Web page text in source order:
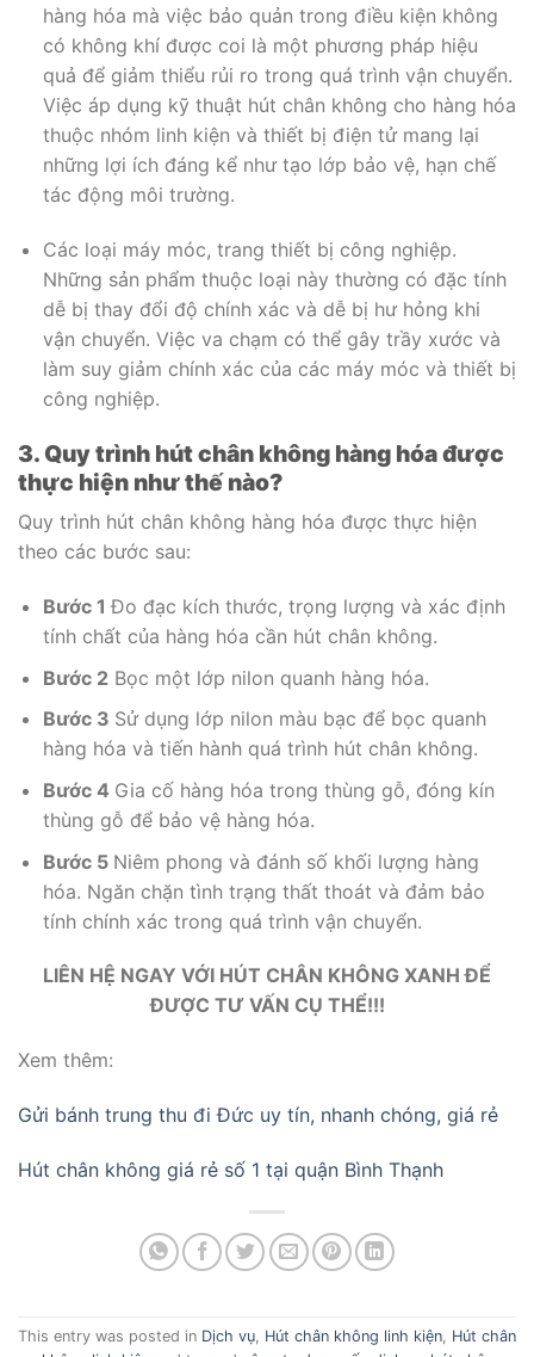
hàng hóa mà việc bảo quản trong điều kiện không
có không khí được coi là một phương pháp hiệu
quả để giảm thiểu rủi ro trong quá trình vận chuyển.
Việc áp dụng kỹ thuật hút chân không cho hàng hóa
thuộc nhóm linh kiện và thiết bị điện tử mang lại
những lợi ích đáng kể như tạo lớp bảo vệ, hạn chế
tác động môi trường.
Các loại máy móc, trang thiết bị công nghiệp.
Những sản phẩm thuộc loại này thường có đặc tính
dễ bị thay đổi độ chính xác và dễ bị hư hỏng khi
vận chuyển. Việc va chạm có thể gây trầy xước và
làm suy giảm chính xác của các máy móc và thiết bị
công nghiệp.
3. Quy trình hút chân không hàng hóa được
thực hiện như thế nào?
Quy trình hút chân không hàng hóa được thực hiện
theo các bước sau:
Bước 1Đo đạc kích thước, trọng lượng và xác định
tính chất của hàng hóa cần hút chân không.
Bước 2Bọc một lớp nilon quanh hàng hóa.
Bước 3 Sử dụng lớp nilon màu bạc để bọc quanh
hàng hóa và tiến hành quá trình hút chân không.
Bước 4 Gia cố hàng hóa trong thùng gỗ, đóng kín
thùng gỗ để bảo vệ hàng hóa.
Bước 5 Niêm phong và đánh số khối lượng hàng
hóa. Ngăn chặn tình trạng thất thoát và đảm bảo
tính chính xác trong quá trình vận chuyển.
LIÊN HỆ NGAY VỚI HÚT CHÂN KHÔNG XANH ĐỂ
ĐƯỢC TƯ VẤN CỤ THỂ!!!
Xem thêm:
Gửi bánh trung thu đi Đức uy tín, nhanh chóng, giá rẻ
Hút chân không giá rẻ số 1 tại quận Bình Thạnh
This entry was posted in Dịch vụ, Hút chân không linh kiện, Hút chân